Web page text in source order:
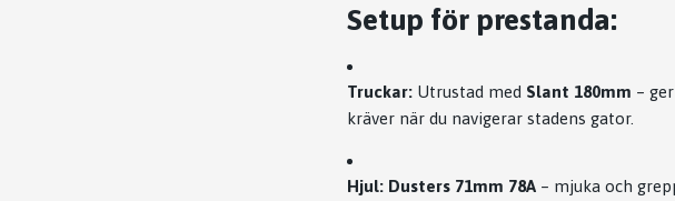
Setup för prestanda:
Truckar: Utrustad med Slant 180mm –
kräver när du navigerar stadens gator.
Hjul: Dusters 71mm 78A – mjuka och